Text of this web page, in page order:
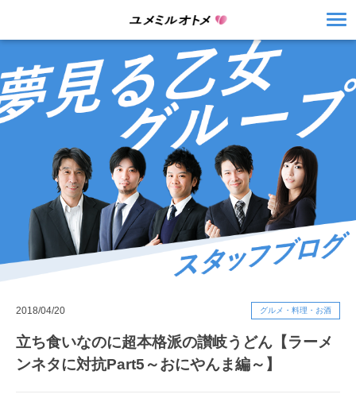
2018/04/20 グルメ・料理・お酒
立ち食いなのに超本格派の讃岐うどん【ラーメ
ンネタに対抗Part5～おにやんま編～】